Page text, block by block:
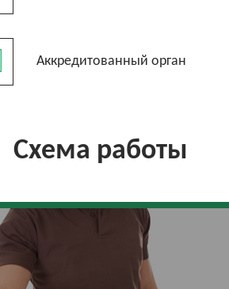
Аккредитованный орган
Схема работы